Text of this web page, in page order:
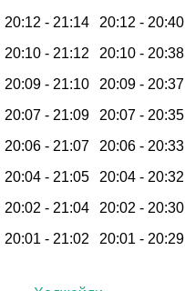
20:12 - 21:14 20:12 - 20:40
20:10 - 21:12 20:10 - 20:38
20:09 - 21:10 20:09 - 20:37
20:07 - 21:09 20:07 - 20:35
20:06 - 21:07 20:06 - 20:33
20:04 - 21:05 20:04 - 20:32
20:02 - 21:04 20:02 - 20:30
20:01 - 21:02 20:01 - 20:29